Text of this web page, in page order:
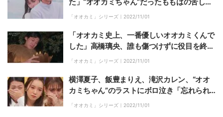
ぎた初恋…後ろから抱きしめ涙『オオカミち
「オオカミ」シリーズ｜ 2022/11/01
「オオカミ史上、一番優しいオオカミくんで
した」高橋璃央、誰も傷つけずに役目を終え
ひとり涙『オオカミちゃんとオオカミくん』
「オオカミ」シリーズ｜ 2022/11/01
横澤夏子、飯豊まりえ、滝沢カレン、“オオ
カミちゃん”のラストにボロ泣き「忘れられ
ない初恋でした」『オオカミちゃんとオオカ
「オオカミ」シリーズ｜ 2022/11/01